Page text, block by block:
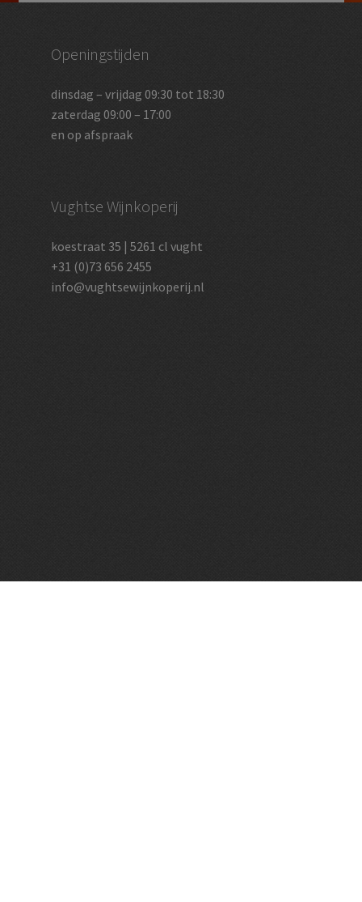
Openingstijden
dinsdag – vrijdag 09:30 tot 18:30
zaterdag 09:00 – 17:00
en op afspraak
Vughtse Wijnkoperij
koestraat 35 | 5261 cl vught
+31 (0)73 656 2455
info@vughtsewijnkoperij.nl